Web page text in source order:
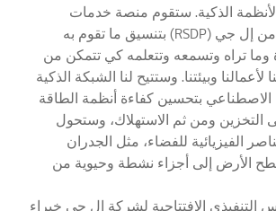
الذكية. ستقوم منصة خدمات
الروبوت التجريبية من إل جي (RSDP) بتنسيق ما تقوم به
وما تراه وتسمعه وتتعلمه كي تتمكن من
لأعمالنا وبيئتنا. وستتيح لنا الشبكة الذكية
الاصطناعي بتحسين كفاءة أنظمة الطاقة
إلى التخزين ومن ثم الاستهلاك، وستحول
الفيزيائية للفضاء، مثل الجدران
الأرض إلى أجزاء نشطة وحيوية من
التنفيذي الافتتاحية لشركة إل جي خبراء